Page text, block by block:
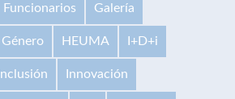
Funcionarios Galería
Género HEUMA I+D+i
Inclusión Innovación